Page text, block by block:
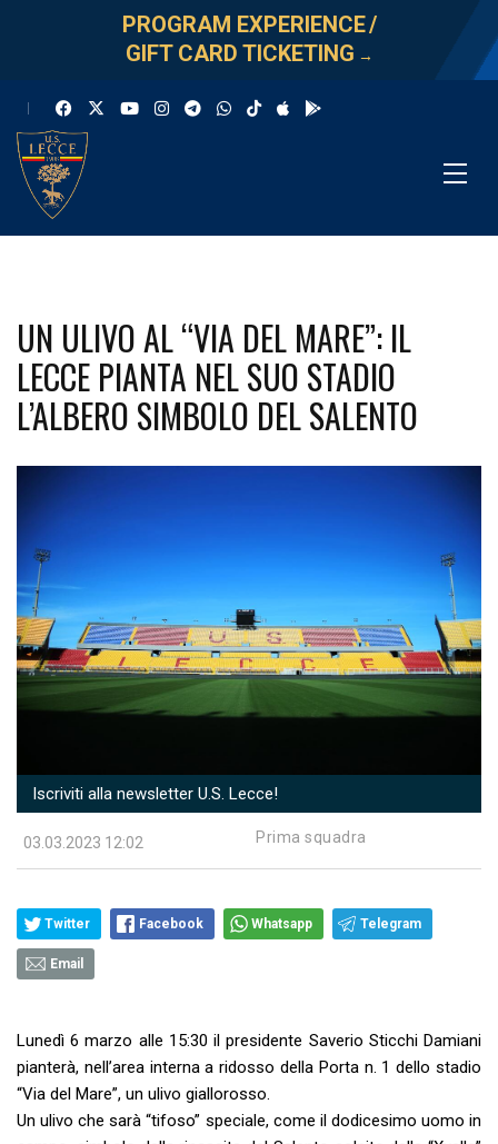
PROGRAM EXPERIENCE/
GIFT CARD TICKETING →
UN ULIVO AL “VIA DEL MARE”: IL
LECCE PIANTA NEL SUO STADIO
L’ALBERO SIMBOLO DEL SALENTO
Iscriviti alla newsletter U.S. Lecce!
03.03.2023 12:02 Prima squadra
Twitter Facebook Whatsapp Telegram
Email
Lunedì 6 marzo alle 15:30 il presidente Saverio Sticchi Damiani
pianterà, nell’area interna a ridosso della Porta n. 1 dello stadio
“Via del Mare”, un ulivo giallorosso.
Un ulivo che sarà “tifoso” speciale, come il dodicesimo uomo in